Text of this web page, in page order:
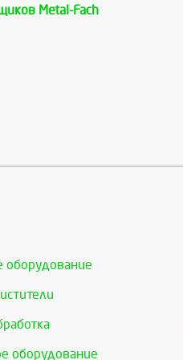
Metal-Fach
оборудование
оборудование